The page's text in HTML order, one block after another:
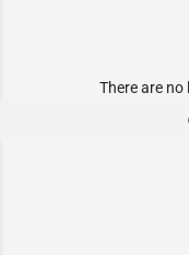
There are